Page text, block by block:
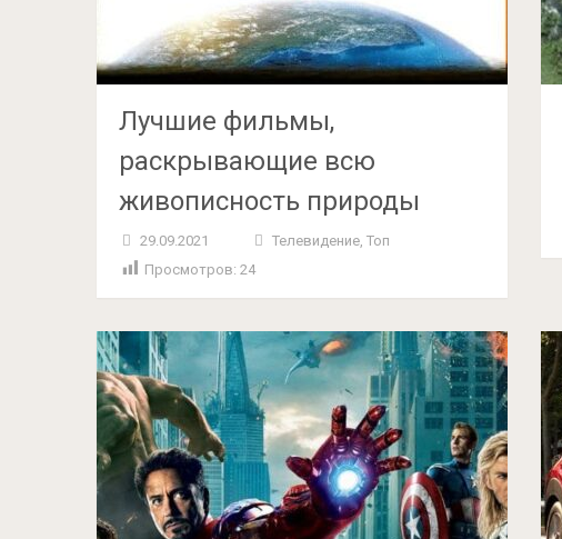
Лучшие фильмы,
раскрывающие всю
живописность природы
29.09.2021 Телевидение Топ
Просмотров: 24